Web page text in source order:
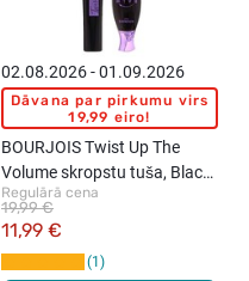
02.08.2026 - 01.09.2026
Dāvana par pirkumu virs
19,99 eiro!
BOURJOIS Twist Up The
Volume skropstu tuša, Black,
8ml
Regulārā cena
11,99 €
19,99 €
1